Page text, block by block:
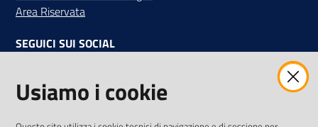
Area Riservata
SEGUICI SUI SOCIAL
Usiamo i cookie